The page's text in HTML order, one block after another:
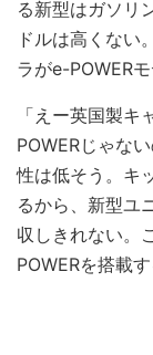
る新型はガソリ
ドルは高くない
ラがe-POWER
「えー英国製
POWERじゃな
性は低そう。キ
るから、新型ユ
収しきれない。
POWERを搭載す